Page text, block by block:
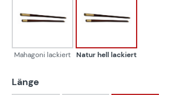
Mahagoni lackiert
Mahagoni lackiert
Natur hell
Natur hell lackiert
Länge